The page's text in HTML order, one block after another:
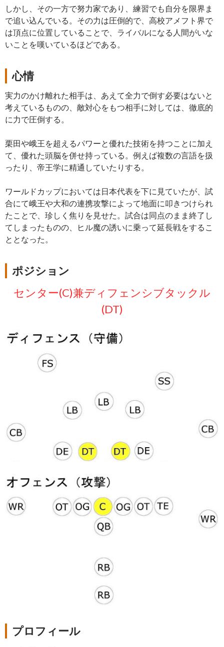
しかし、その一方で努力家であり、練習でも自分を限界ま
で追い込んでいる。その力は圧倒的で、高校アメフト界で
は頂点に位置していることで、ライバルになる人間がいな
いことを嘆いているほどである。
心情
実力のかけ離れた相手は、あえて全力で倒す必要はないと
考えているものの、敵対心をもつ相手に対しては、徹底的
に力で圧倒する。
栗田や峨王を超えるパワーと優れた技術を持つことに加え
て、優れた頭脳を併せ持っている。例えば複数の言語を扱
ったり、帝王学に精通していたりする。
ワールドカップにおいては日本代表を下に見ていたが、試
合にて峨王や大和の連携攻撃によって地面に叩きつけられ
たことで、珍しく焦りを見せた。試合は同点のまま終了し
てしまったものの、ヒル魔の誘いに乗って延長戦をするこ
ととなった。
ポジション
センター(C)兼ディフェンシブタックル
(DT)
プロフィール